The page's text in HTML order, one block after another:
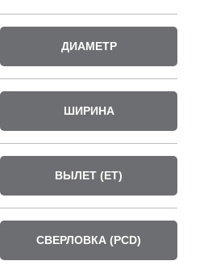
ДИАМЕТР
ШИРИНА
ВЫЛЕТ (ET)
СВЕРЛОВКА (PCD)